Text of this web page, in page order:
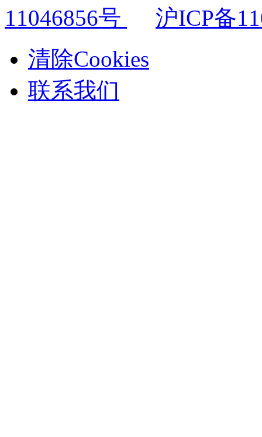
11046856号
沪ICP备
清除Cookies
联系我们